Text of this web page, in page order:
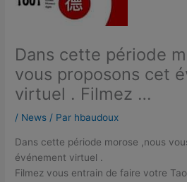
Dans cette période
vous proposons cet
virtuel . Filmez …
/ News / Par hbaudoux
Dans cette période morose ,nous
événement virtuel .
Filmez vous entrain de faire votre